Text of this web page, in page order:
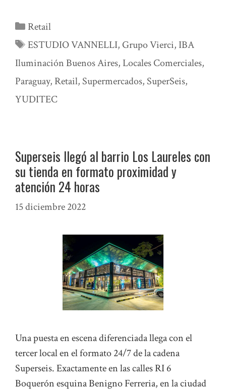
Categorías
Retail
Etiquetas
ESTUDIO VANNELLI, Grupo Vierci, IBA
Iluminación Buenos Aires,Locales Comerciales,
Paraguay, Retail, Supermercados, SuperSeis,
YUDITEC
Superseis llegó al barrio Los Laureles con
su tienda en formato proximidad y
atención 24 horas
15 diciembre 2022
Una puesta en escena diferenciada llega con el
tercer local en el formato 24/7 de la cadena
Superseis. Exactamente en las calles RI 6
Boquerón esquina Benigno Ferreria, en la ciudad